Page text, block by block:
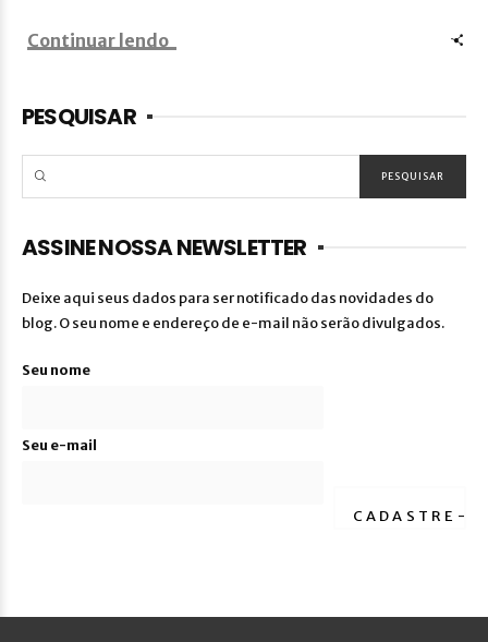
Continuar lendo
PESQUISAR
ASSINE NOSSA NEWSLETTER
Deixe aqui seus dados para ser notificado das novidades do
blog. O seu nome e endereço de e-mail não serão divulgados.
Seu nome
Seu e-mail